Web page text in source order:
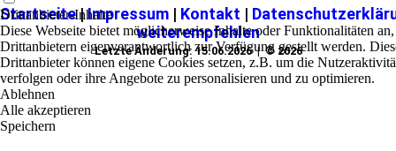
Startseite|Impressum | Kontakt |
weiterempfehlen
Letzte Änderung: 15.06.2026 | © 2026
Drittanbieter-Inhalte
Diese Webseite bietet möglicherweise Inhalte oder Funktionalitäten
Drittanbietern eigenverantwortlich zur Verfügung gestellt werden.
Drittanbieter können eigene Cookies setzen, z.B. um die
verfolgen oder ihre Angebote zu personalisieren und zu optimieren.
Ablehnen
Alle akzeptieren
Speichern